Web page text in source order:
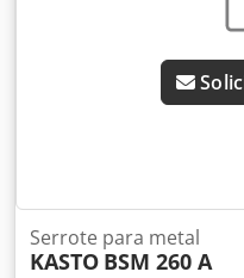
Serrote para metal
KASTO BSM 260 A